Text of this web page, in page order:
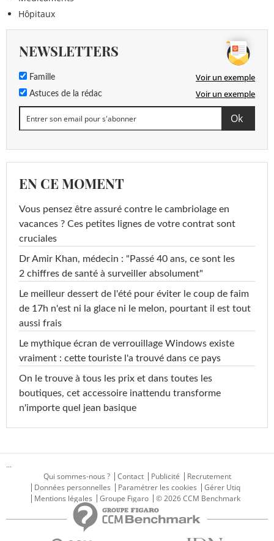
Hôpitaux
NEWSLETTERS
Famille Voir un exemple
Astuces de la rédac Voir un exemple
EN CE MOMENT
Vous pensez être assuré contre le cambriolage en
vacances ? Ces petites lignes de votre contrat sont
cruciales
Dr Amir Khan, médecin : "Passé 40 ans, ce sont les
2 chiffres de santé à surveiller absolument"
Le meilleur dessert de l'été pour éviter le coup de faim
de 17h n'est ni la glace ni le melon, pourtant il est tout
aussi frais
Le mythique écran de verrouillage Windows existe
vraiment : cette touriste l'a trouvé dans ce pays
On le trouve à tous les prix et dans toutes les
boutiques, cet accessoire inattendu transforme
n'importe quel jean basique
...
Qui sommes-nous ?
Contact Publicité
Recrutement
Données personnelles
Paramétrer les cookies
Gérer Utiq
Mentions légales
Groupe Figaro © 2026 CCM Benchmark